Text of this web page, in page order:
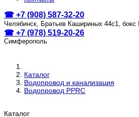
☎ +7 (908) 587-32-20
Челябинск, Братьев Кашириных 44с1,
☎ +7 (978) 519-20-26
Симферополь
Каталог
Водопровод и канализация
Водопровод PPRC
Каталог